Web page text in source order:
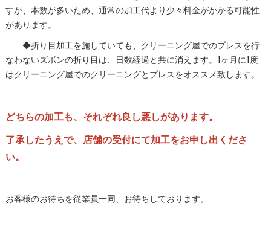
すが、本数が多いため、通常の加工代より少々料金がかかる可能性
があります。
◆折り目加工を施していても、クリーニング屋でのプレスを行
なわないズボンの折り目は、日数経過と共に消えます。1ヶ月に1度
はクリーニング屋でのクリーニングとプレスをオススメ致します。
どちらの加工も、それぞれ良し悪しがあります。
了承したうえで、店舗の受付にて加工をお申し出くださ
い。
お客様のお待ちを従業員一同、お待ちしております。